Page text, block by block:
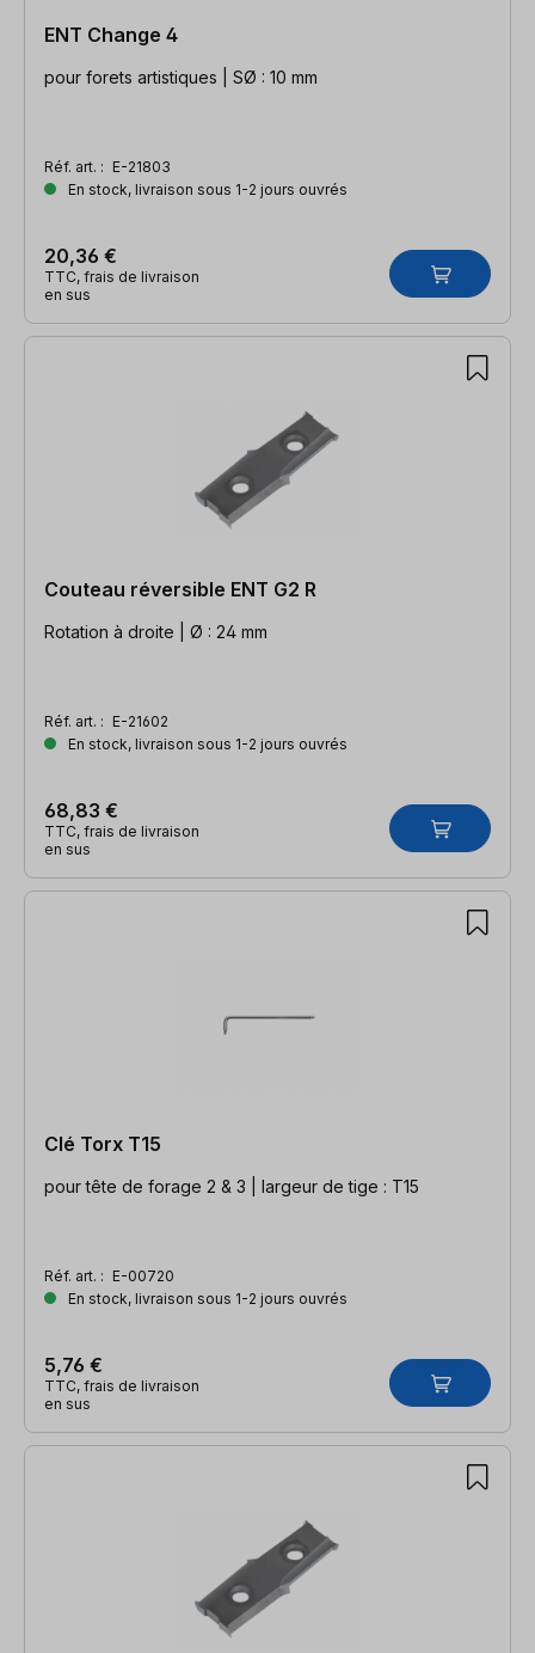
ENT Change 4
pour forets artistiques | SØ : 10 mm
Réf. art. : E-21803
En stock, livraison sous 1-2 jours ouvrés
20,36 €
TTC, frais de livraison
en sus
Couteau réversible ENT G2 R
Rotation à droite | Ø : 24 mm
Réf. art. : E-21602
En stock, livraison sous 1-2 jours ouvrés
68,83 €
TTC, frais de livraison
en sus
Clé Torx T15
pour tête de forage 2 & 3 | largeur de tige : T15
Réf. art. : E-00720
En stock, livraison sous 1-2 jours ouvrés
5,76 €
TTC, frais de livraison
en sus